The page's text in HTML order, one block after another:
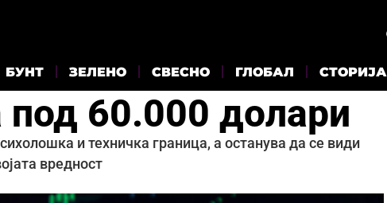
БУНТ ЗЕЛЕНО СВЕСНО ГЛОБАЛ СТОРИЈА
под 60.000 долари
и техничка граница, а останува да се види
вредност